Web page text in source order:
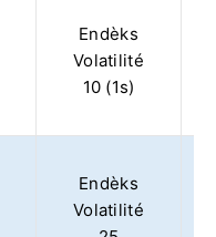
Endèks
Volatilité
10 (1s)
Endèks
Volatilité